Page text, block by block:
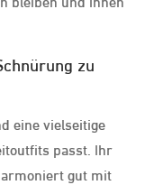
zu
eine vielseitige
passt. Ihr
gut mit